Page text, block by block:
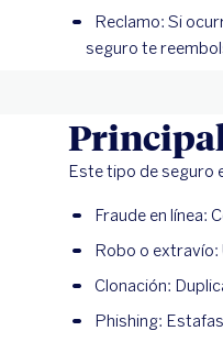
Reclamo: Si
seguro te
Este tipo de seguro
Fraude en línea:
Robo o extravío:
Clonación:
Phishing: